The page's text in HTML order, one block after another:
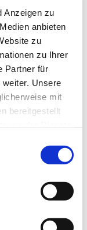
Anzeigen zu
anbieten
zu
zu Ihrer
Partner für
Unsere
mit
bereitgestellt